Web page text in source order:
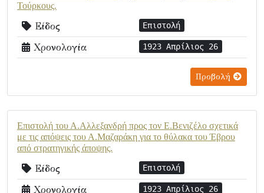
Τούρκους.
Είδος Επιστολή
Χρονολογία 1923 Απρίλιος 26
Προβολή
Επιστολή του Α.Αλλεξανδρή προς τον Ε.Βενιζέλο σχετικά
με τις απόψεις του Α.Μαζαράκη για το θύλακα του Έβρου
από στρατηγικής άποψης.
Είδος Επιστολή
Χρονολογία 1923 Απρίλιος 26